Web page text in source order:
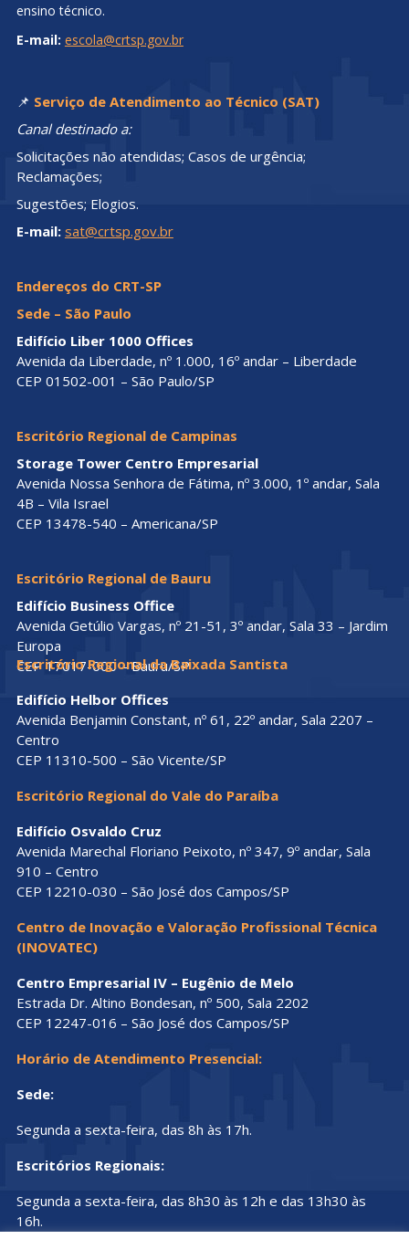
ensino técnico.
E-mail: escola@crtsp.gov.br
📌 Serviço de Atendimento ao Técnico (SAT)
Canal destinado a:
Solicitações não atendidas; Casos de urgência;
Reclamações;
Sugestões; Elogios.
E-mail: sat@crtsp.gov.br
Endereços do CRT-SP
Sede – São Paulo
Edifício Liber 1000 Offices
Avenida da Liberdade, nº 1.000, 16º andar – Liberdade
CEP 01502-001 – São Paulo/SP
Escritório Regional de Campinas
Storage Tower Centro Empresarial
Avenida Nossa Senhora de Fátima, nº 3.000, 1º andar, Sala
4B – Vila Israel
CEP 13478-540 – Americana/SP
Escritório Regional de Bauru
Edifício Business Office
Avenida Getúlio Vargas, nº 21-51, 3º andar, Sala 33 – Jardim
Europa
CEP 17017-000 – Bauru/SP
Escritório Regional da Baixada Santista
Edifício Helbor Offices
Avenida Benjamin Constant, nº 61, 22º andar, Sala 2207 –
Centro
CEP 11310-500 – São Vicente/SP
Escritório Regional do Vale do Paraíba
Edifício Osvaldo Cruz
Avenida Marechal Floriano Peixoto, nº 347, 9º andar, Sala
910 – Centro
CEP 12210-030 – São José dos Campos/SP
Centro de Inovação e Valoração Profissional Técnica
(INOVATEC)
Centro Empresarial IV – Eugênio de Melo
Estrada Dr. Altino Bondesan, nº 500, Sala 2202
CEP 12247-016 – São José dos Campos/SP
Horário de Atendimento Presencial:
Sede:
Segunda a sexta-feira, das 8h às 17h.
Escritórios Regionais:
Segunda a sexta-feira, das 8h30 às 12h e das 13h30 às
16h.